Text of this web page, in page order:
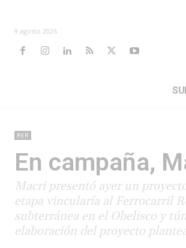
9 agosto 2026
RER
En campaña,
Macri presentó ayer un
etapa vincularía al Ferrocarril
subterránea en el Obelisco y
elaboración del proyecto